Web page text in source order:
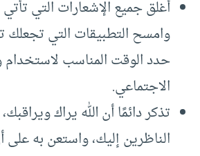
أغلق جميع الإشعارات التي
وامسح التطبيقات التي تجعلك
حدد الوقت المناسب لاستخدام
الاجتماعي.
تذكر دائمًا أن الله يراك
الناظرين إليك، واستعن به